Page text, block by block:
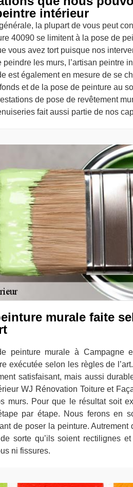
intérieur
la plupart de vous peut
40090 se limitent à la pose de
vous avez tort puisque nos
peindre les murs, l’artisan peintre
est également en mesure de se
et de la pose de peinture au
de pose de revêtement
fait aussi partie de nos
murale faite
peinture murale à Campagne
exécutée selon les règles de
satisfaisant, mais aussi
WJ Rénovation Toiture et
murs. Pour que le résultat soit
par étape. Nous ferons en
de poser la peinture. Autrement
sorte qu’ils soient rectilignes
ni fissures.